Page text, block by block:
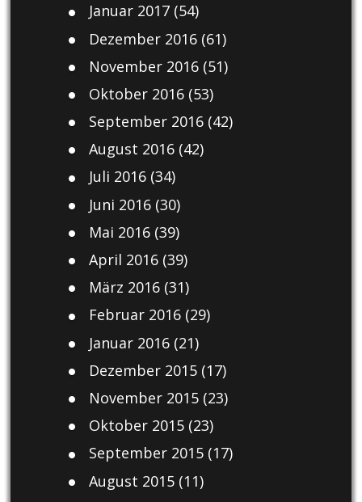
Januar 2017(54)
Dezember 2016(61)
November 2016(51)
Oktober 2016(53)
September 2016(42)
August 2016(42)
Juli 2016(34)
Juni 2016(30)
Mai 2016(39)
April 2016(39)
März 2016(31)
Februar 2016(29)
Januar 2016(21)
Dezember 2015(17)
November 2015(23)
Oktober 2015(23)
September 2015(17)
August 2015(11)